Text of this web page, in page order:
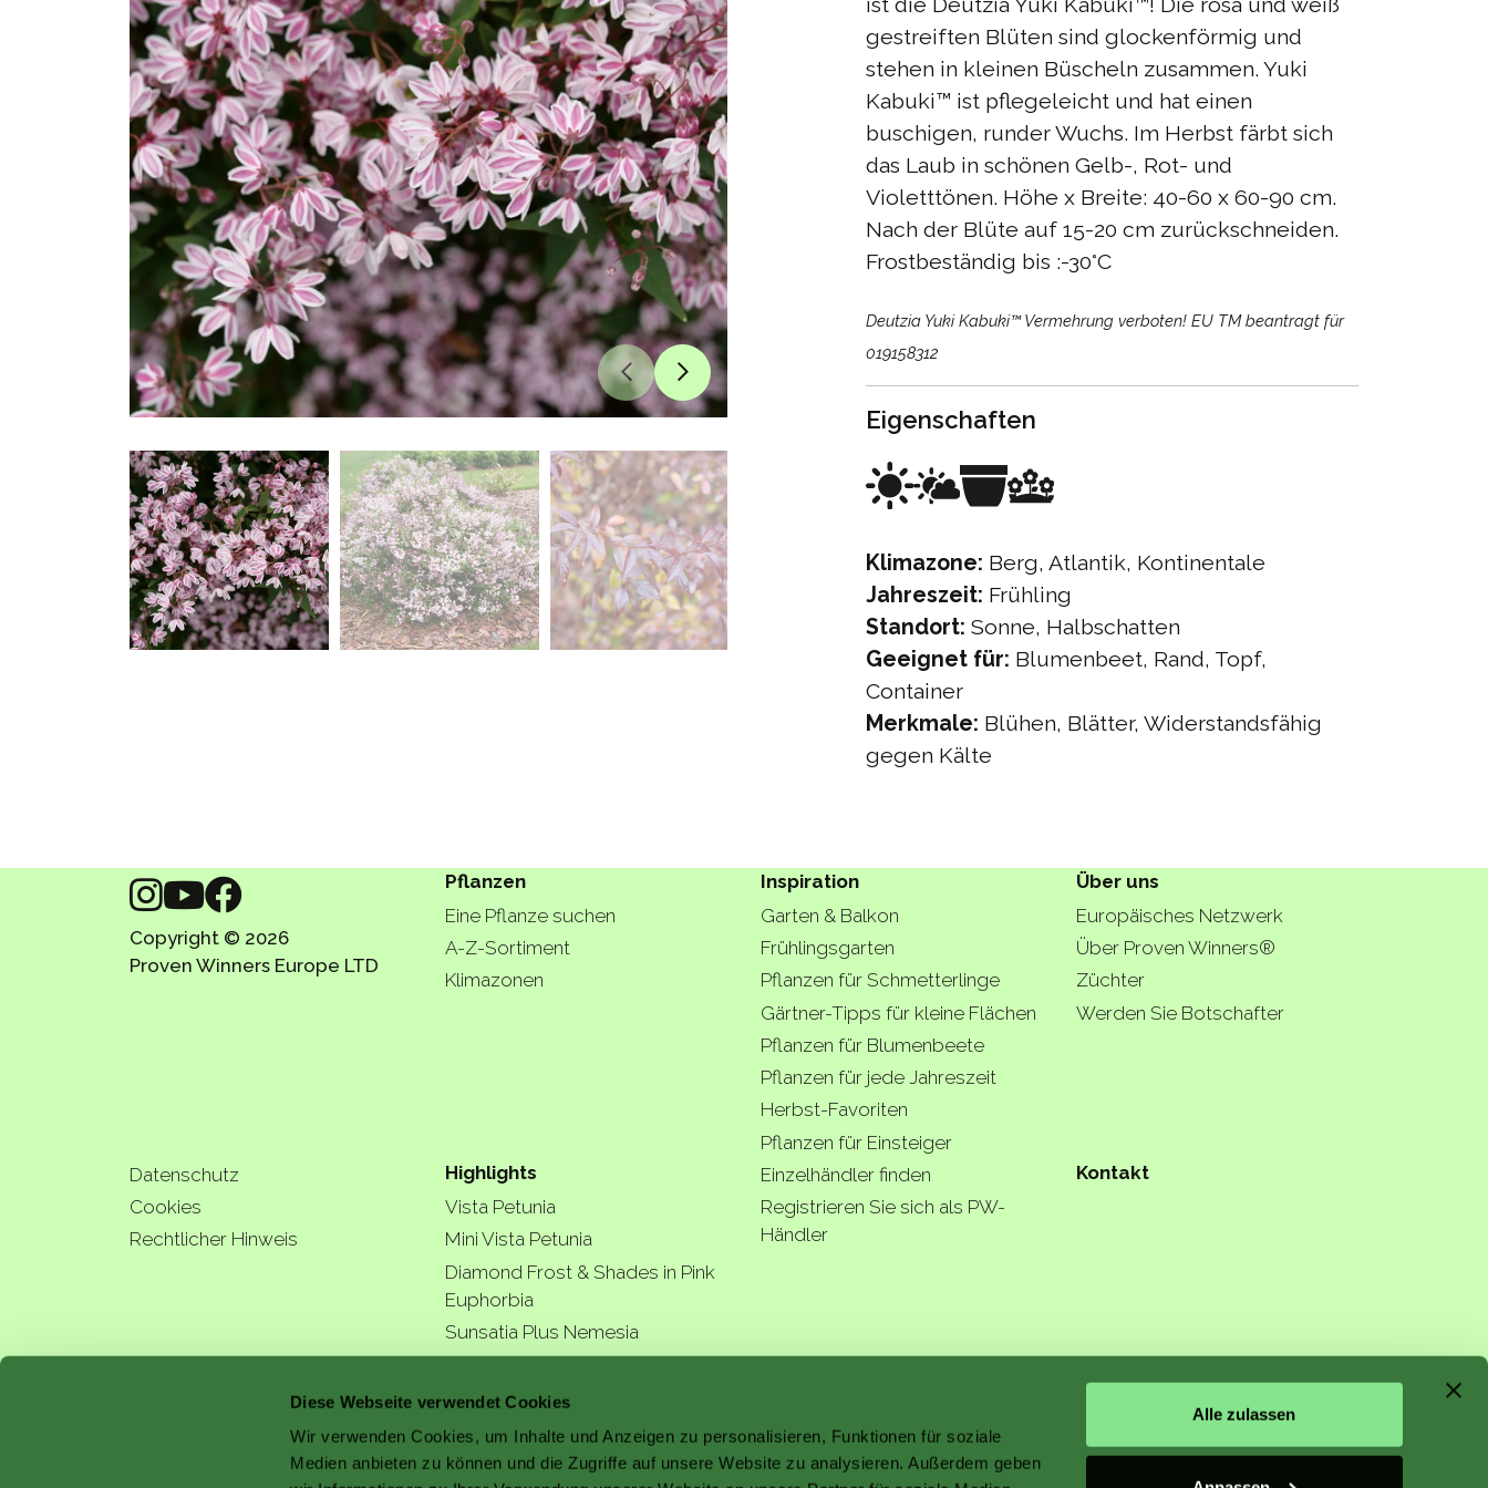
Diese Webseite verwendet Cookies
Wir verwenden Cookies, um Inhalte und Anzeigen zu personalisieren, Funktionen für soziale
Medien anbieten zu können und die Zugriffe auf unsere Website zu analysieren. Außerdem geben
Alle zulassen
gestreiften Blüten sind glockenförmig und
stehen in kleinen Büscheln zusammen. Yuki
Kabuki™ ist pflegeleicht und hat einen
buschigen, runder Wuchs. Im Herbst färbt sich
das Laub in schönen Gelb-, Rot- und
Violetttönen. Höhe x Breite: 40-60 x 60-90 cm.
Nach der Blüte auf 15-20 cm zurückschneiden.
Frostbeständig bis :-30°C
Deutzia Yuki Kabuki™ Vermehrung verboten! EU TM beantragt für
019158312
Eigenschaften
Klimazone: Berg, Atlantik, Kontinentale
Jahreszeit: Frühling
Standort: Sonne, Halbschatten
Geeignet für: Blumenbeet, Rand, Topf,
Container
Merkmale: Blühen, Blätter, Widerstandsfähig
gegen Kälte
Copyright © 2026
Proven Winners Europe LTD
Pflanzen
Eine Pflanze suchen
A-Z-Sortiment
Klimazonen
Inspiration
Garten & Balkon
Frühlingsgarten
Pflanzen für Schmetterlinge
Gärtner-Tipps für kleine Flächen
Pflanzen für Blumenbeete
Pflanzen für jede Jahreszeit
Herbst-Favoriten
Pflanzen für Einsteiger
Über uns
Europäisches Netzwerk
Über Proven Winners®
Züchter
Werden Sie Botschafter
Datenschutz
Cookies
Rechtlicher Hinweis
Highlights
Vista Petunia
Mini Vista Petunia
Diamond Frost & Shades in Pink
Euphorbia
Sunsatia Plus Nemesia
Einzelhändler finden
Registrieren Sie sich als PW-
Händler
Kontakt
a better garden starts